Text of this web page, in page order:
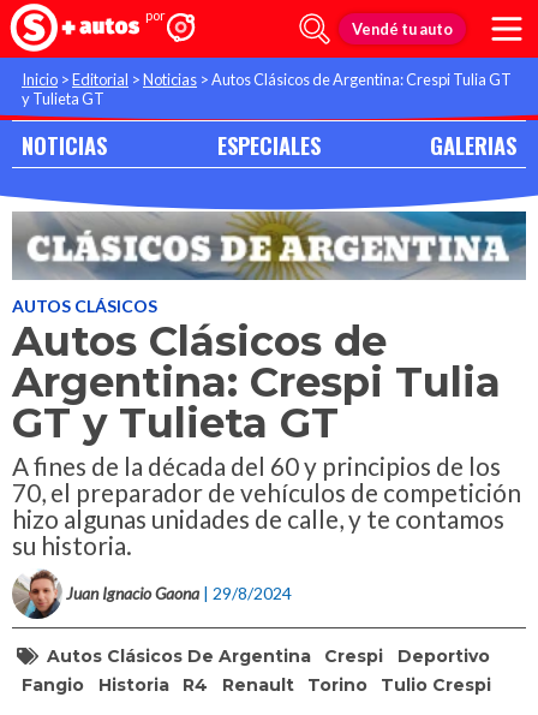
Vendé tu auto
Inicio >Editorial >Noticias >Autos Clásicos de Argentina: Crespi Tulia GT
y Tulieta GT
NOTICIAS ESPECIALES GALERIAS
AUTOS CLÁSICOS
Autos Clásicos de
Argentina: Crespi Tulia
GT y Tulieta GT
A fines de la década del 60 y principios de los
70, el preparador de vehículos de competición
hizo algunas unidades de calle, y te contamos
su historia.
Juan Ignacio Gaona | 29/8/2024
Autos Clásicos De Argentina Crespi
Deportivo
Fangio
Historia R4 Renault Torino Tulio Crespi